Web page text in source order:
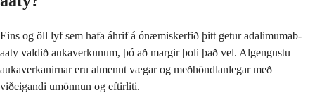
Eins og öll lyf sem hafa áhrif á ónæmiskerfið þitt getur adalimumab-
aaty valdið aukaverkunum, þó að margir þoli það vel. Algengustu
aukaverkanirnar eru almennt vægar og meðhöndlanlegar með
viðeigandi umönnun og eftirliti.